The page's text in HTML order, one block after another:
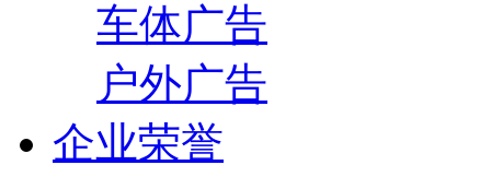
车体广告
户外广告
企业荣誉